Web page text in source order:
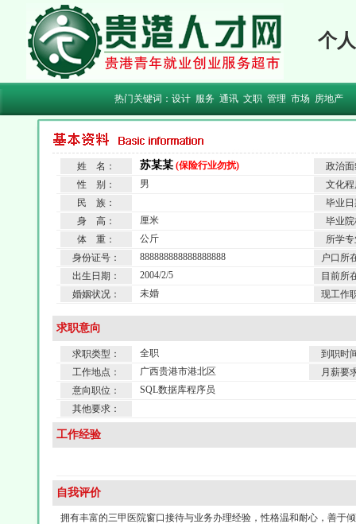
个
热门关键词： 设计 服务 通讯 文职 管理 市场 房地产
姓 名： 苏某某 (保险行业勿扰)
政治
性 别：
男
文化
民 族：
毕业
身 高：
厘米
毕业
体 重：
公斤
所学
身份证号：
888888888888888888
户口所
出生日期：
2004/2/5
目前所
婚姻状况：
未婚 现工作
求职意向
求职类型： 全职
到职时
工作地点：
广西贵港市港北区
月薪要
意向职位：
SQL数据库程序员
其他要求：
工作经验
自我评价
拥有丰富的三甲医院窗口接待与业务办理经验，性格温和耐心，善于